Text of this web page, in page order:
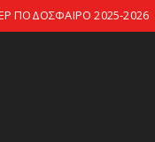
ΠΟΔΟΣΦΑΙΡΟ 2025-2026